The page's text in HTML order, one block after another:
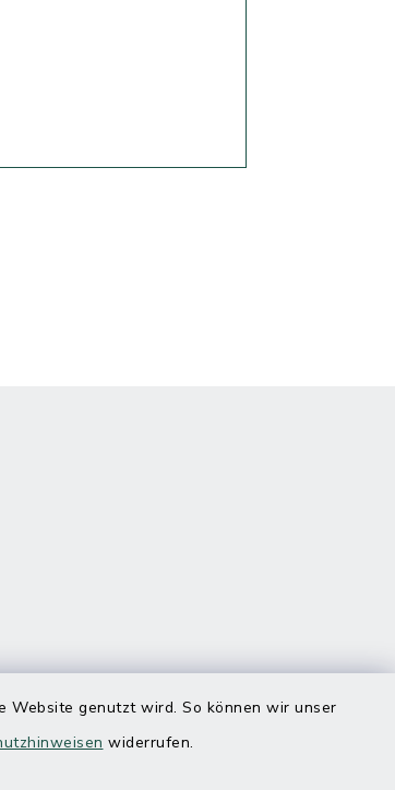
Website genutzt wird. So können wir unser
widerrufen.